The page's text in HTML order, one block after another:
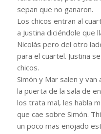
sepan que no ganaron.
Los chicos entran al
a Justina diciéndole que
Nicolás pero del otro
para el cuartel. Justina
chicos.
Simón y Mar salen y
la puerta de la sala de
los trata mal, les habla
que cae sobre Simón.
un poco mas enojado